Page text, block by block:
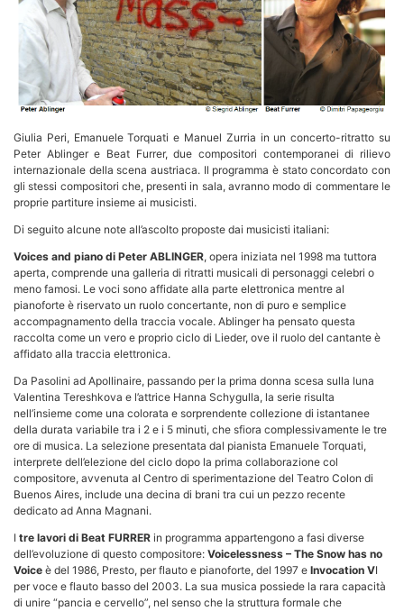
Giulia Peri, Emanuele Torquati e Manuel Zurria in un concerto-ritratto su
Peter Ablinger e Beat Furrer, due compositori contemporanei di rilievo
internazionale della scena austriaca. Il programma è stato concordato con
gli stessi compositori che, presenti in sala, avranno modo di commentare le
proprie partiture insieme ai musicisti.
Di seguito alcune note all’ascolto proposte dai musicisti italiani:
Voices and piano di Peter ABLINGER, opera iniziata nel 1998 ma tuttora
aperta, comprende una galleria di ritratti musicali di personaggi celebri o
meno famosi. Le voci sono affidate alla parte elettronica mentre al
pianoforte è riservato un ruolo concertante, non di puro e semplice
accompagnamento della traccia vocale. Ablinger ha pensato questa
raccolta come un vero e proprio ciclo di Lieder, ove il ruolo del cantante è
affidato alla traccia elettronica.
Da Pasolini ad Apollinaire, passando per la prima donna scesa sulla luna
Valentina Tereshkova e l’attrice Hanna Schygulla, la serie risulta
nell’insieme come una colorata e sorprendente collezione di istantanee
della durata variabile tra i 2 e i 5 minuti, che sfiora complessivamente le tre
ore di musica. La selezione presentata dal pianista Emanuele Torquati,
interprete dell’elezione del ciclo dopo la prima collaborazione col
compositore, avvenuta al Centro di sperimentazione del Teatro Colon di
Buenos Aires, include una decina di brani tra cui un pezzo recente
dedicato ad Anna Magnani.
I tre lavori di Beat FURRER in programma appartengono a fasi diverse
dell’evoluzione di questo compositore: Voicelessness – The Snow has no
Voice è del 1986, Presto, per flauto e pianoforte, del 1997 e Invocation VI
per voce e flauto basso del 2003. La sua musica possiede la rara capacità
di unire “pancia e cervello”, nel senso che la struttura formale che